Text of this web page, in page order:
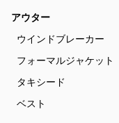
アウター
ウインドブレーカー
フォーマルジャケット
タキシード
ベスト